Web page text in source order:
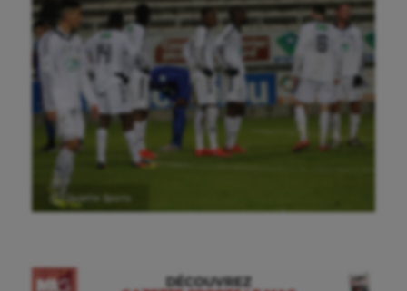
Ⓒ Gazette Sports